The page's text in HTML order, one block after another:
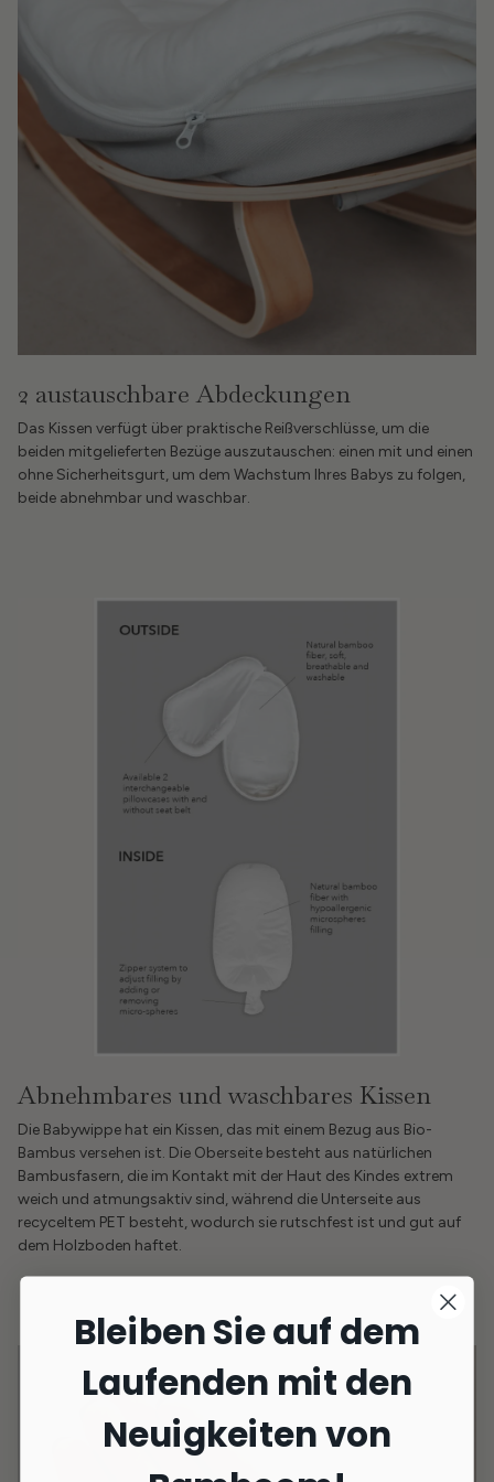
2 austauschbare Abdeckungen
Das Kissen verfügt über praktische Reißverschlüsse, um die
beiden mitgelieferten Bezüge auszutauschen: einen mit und einen
ohne Sicherheitsgurt, um dem Wachstum Ihres Babys zu folgen,
beide abnehmbar und waschbar.
Abnehmbares und waschbares Kissen
Die Babywippe hat ein Kissen, das mit einem Bezug aus Bio-
Bambus versehen ist. Die Oberseite besteht aus natürlichen
Bambusfasern, die im Kontakt mit der Haut des Kindes extrem
weich und atmungsaktiv sind, während die Unterseite aus
recyceltem PET besteht, wodurch sie rutschfest ist und gut auf
dem Holzboden haftet.
Bleiben Sie auf dem
Laufenden mit den
Neuigkeiten von